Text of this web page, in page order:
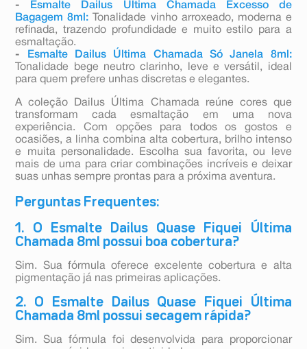
-
Esmalte Dailus Última Chamada Excesso de
Bagagem 8ml: Tonalidade vinho arroxeado, moderna e
refinada, trazendo profundidade e muito estilo para a
esmaltação.
-
Esmalte Dailus Última Chamada Só Janela 8ml:
Tonalidade bege neutro clarinho, leve e versátil, ideal
para quem prefere unhas discretas e elegantes.
A coleção Dailus Última Chamada reúne cores que
transformam cada esmaltação em uma nova
experiência. Com opções para todos os gostos e
ocasiões, a linha combina alta cobertura, brilho intenso
e muita personalidade. Escolha sua favorita, ou leve
mais de uma para criar combinações incríveis e deixar
suas unhas sempre prontas para a próxima aventura.
Perguntas Frequentes:
1. O Esmalte Dailus Quase Fiquei Última
Chamada 8ml possui boa cobertura?
Sim. Sua fórmula oferece excelente cobertura e alta
pigmentação já nas primeiras aplicações.
2. O Esmalte Dailus Quase Fiquei Última
Chamada 8ml possui secagem rápida?
Sim. Sua fórmula foi desenvolvida para proporcionar